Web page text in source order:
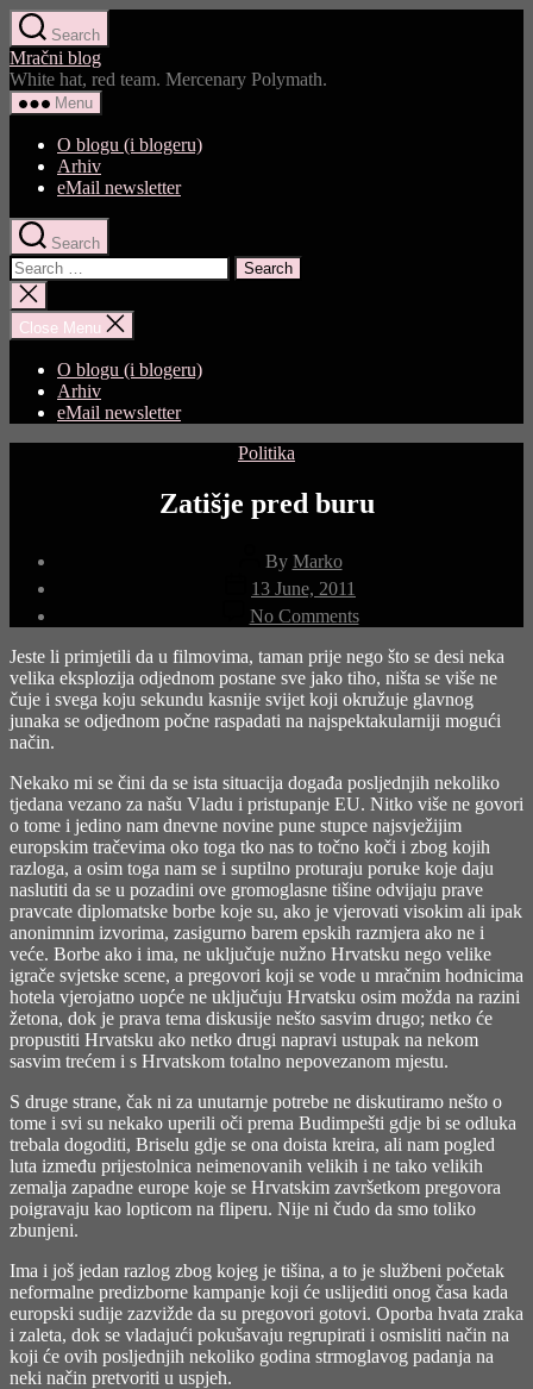
Skip
to
the
content
Search
Mračni blog
White hat, red team. Mercenary Polymath.
Menu
O blogu (i blogeru)
Arhiv
eMail newsletter
Search
Search
for:
Close
search
Close Menu
O blogu (i blogeru)
Arhiv
eMail newsletter
Categories
Politika
Zatišje pred buru
Post
author
By Marko
Post
date
13 June, 2011
No Commentson
Zatišje
pred
buru
Jeste li primjetili da u filmovima, taman prije nego što se desi neka
velika eksplozija odjednom postane sve jako tiho, ništa se više ne
čuje i svega koju sekundu kasnije svijet koji okružuje glavnog
junaka se odjednom počne raspadati na najspektakularniji mogući
način.
Nekako mi se čini da se ista situacija događa posljednjih nekoliko
tjedana vezano za našu Vladu i pristupanje EU. Nitko više ne govori
o tome i jedino nam dnevne novine pune stupce najsvježijim
europskim tračevima oko toga tko nas to točno koči i zbog kojih
razloga, a osim toga nam se i suptilno proturaju poruke koje daju
naslutiti da se u pozadini ove gromoglasne tišine odvijaju prave
pravcate diplomatske borbe koje su, ako je vjerovati visokim ali ipak
anonimnim izvorima, zasigurno barem epskih razmjera ako ne i
veće. Borbe ako i ima, ne uključuje nužno Hrvatsku nego velike
igrače svjetske scene, a pregovori koji se vode u mračnim hodnicima
hotela vjerojatno uopće ne uključuju Hrvatsku osim možda na razini
žetona, dok je prava tema diskusije nešto sasvim drugo; netko će
propustiti Hrvatsku ako netko drugi napravi ustupak na nekom
sasvim trećem i s Hrvatskom totalno nepovezanom mjestu.
S druge strane, čak ni za unutarnje potrebe ne diskutiramo nešto o
tome i svi su nekako uperili oči prema Budimpešti gdje bi se odluka
trebala dogoditi, Briselu gdje se ona doista kreira, ali nam pogled
luta između prijestolnica neimenovanih velikih i ne tako velikih
zemalja zapadne europe koje se Hrvatskim završetkom pregovora
poigravaju kao lopticom na fliperu. Nije ni čudo da smo toliko
zbunjeni.
Ima i još jedan razlog zbog kojeg je tišina, a to je službeni početak
neformalne predizborne kampanje koji će uslijediti onog časa kada
europski sudije zazvižde da su pregovori gotovi. Oporba hvata zraka
i zaleta, dok se vladajući pokušavaju regrupirati i osmisliti način na
koji će ovih posljednjih nekoliko godina strmoglavog padanja na
neki način pretvoriti u uspjeh.